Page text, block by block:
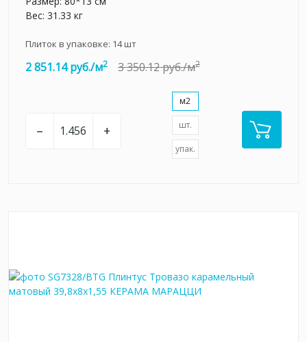
Вес: 31.33 кг
Плиток в упаковке: 14шт
2 851.14 руб./м2 3 350.12 руб./м2
– +
м2
шт.
упак.